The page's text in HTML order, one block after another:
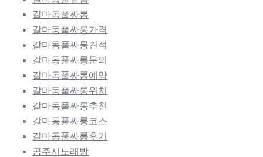
갈마동풀싸롱
갈마동풀싸롱가격
갈마동풀싸롱견적
갈마동풀싸롱문의
갈마동풀싸롱예약
갈마동풀싸롱위치
갈마동풀싸롱추천
갈마동풀싸롱코스
갈마동풀싸롱후기
공주시노래방